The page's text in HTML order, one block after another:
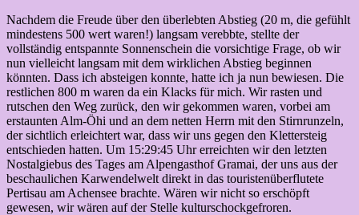
Nachdem die Freude über den überlebten Abstieg (20 m, die gefühlt
mindestens 500 wert waren!) langsam verebbte, stellte der
vollständig entspannte Sonnenschein die vorsichtige Frage, ob wir
nun vielleicht langsam mit dem wirklichen Abstieg beginnen
könnten. Dass ich absteigen konnte, hatte ich ja nun bewiesen. Die
restlichen 800 m waren da ein Klacks für mich. Wir rasten und
rutschen den Weg zurück, den wir gekommen waren, vorbei am
erstaunten Alm-Öhi und an dem netten Herrn mit den Stirnrunzeln,
der sichtlich erleichtert war, dass wir uns gegen den Klettersteig
entschieden hatten. Um 15:29:45 Uhr erreichten wir den letzten
Nostalgiebus des Tages am Alpengasthof Gramai, der uns aus der
beschaulichen Karwendelwelt direkt in das touristenüberflutete
Pertisau am Achensee brachte. Wären wir nicht so erschöpft
gewesen, wir wären auf der Stelle kulturschockgefroren.